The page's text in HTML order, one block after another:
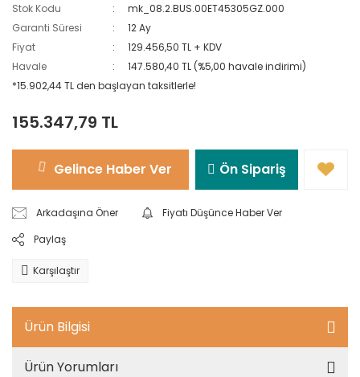
Stok Kodu
mk_08.2.BUS.00ET45305GZ.000
Garanti Süresi
12 Ay
Fiyat
129.456,50 TL + KDV
Havale
147.580,40 TL (%5,00 havale indirimi)
*15.902,44 TL den başlayan taksitlerle!
155.347,79 TL
Gelince Haber Ver Ön Sipariş
Arkadaşına Öner
Fiyatı Düşünce Haber Ver
Paylaş
Karşılaştır
Ürün Bilgisi
Ürün Yorumları